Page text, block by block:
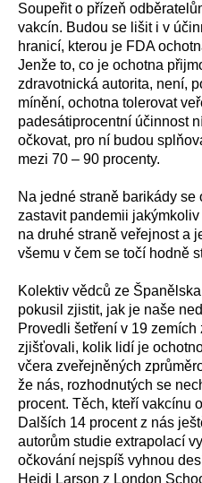
Soupeřit o přízeň
vakcín. Budou se lišit i v
hranicí, kterou je FDA
Jenže to, co je ochotna
zdravotnická autorita, není,
mínění, ochotna tolerovat
padesátiprocentní účinnost
očkovat, pro ní budou
mezi 70 – 90 procenty.
Na jedné straně barikády se
zastavit pandemii
na druhé straně veřejnosta
všemu v čem se točí hodně
Kolektiv vědců ze
pokusil zjistit, jak je naše
Provedli šetření v 19 zemích
zjišťovali, kolik lidí je
včera zveřejněných
že nás, rozhodnutých se
procent. Těch, kteří vakcínu
Dalších 14 procentz nás
autorům studie extrapolací
očkování nejspíš vyhnou
Heidi Larson z London